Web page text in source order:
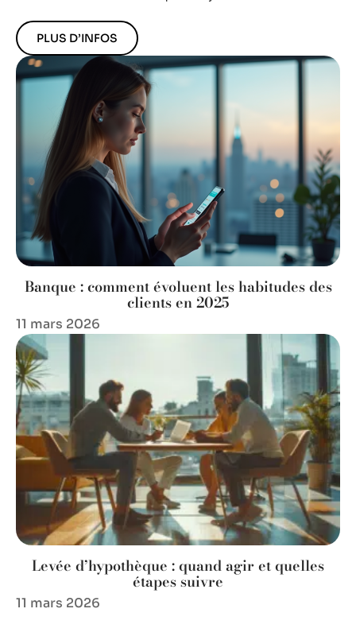
PLUS D’INFOS
Banque : comment évoluent les habitudes des
clients en 2025
11 mars 2026
Levée d’hypothèque : quand agir et quelles
étapes suivre
11 mars 2026